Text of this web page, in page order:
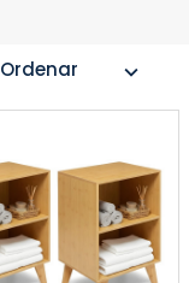
Ordenar expand_more